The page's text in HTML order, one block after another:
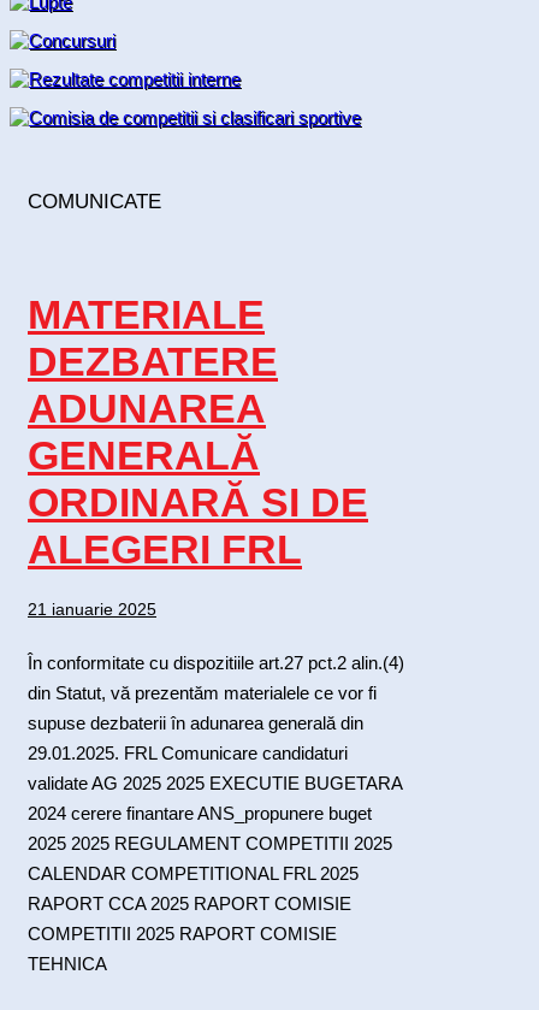
COMUNICATE
MATERIALE
DEZBATERE
ADUNAREA
GENERALĂ
ORDINARĂ SI DE
ALEGERI FRL
21 ianuarie 2025
În conformitate cu dispozitiile art.27 pct.2 alin.(4)
din Statut, vă prezentăm materialele ce vor fi
supuse dezbaterii în adunarea generală din
29.01.2025. FRL Comunicare candidaturi
validate AG 2025 2025 EXECUTIE BUGETARA
2024 cerere finantare ANS_propunere buget
2025 2025 REGULAMENT COMPETITII 2025
CALENDAR COMPETITIONAL FRL 2025
RAPORT CCA 2025 RAPORT COMISIE
COMPETITII 2025 RAPORT COMISIE
TEHNICA